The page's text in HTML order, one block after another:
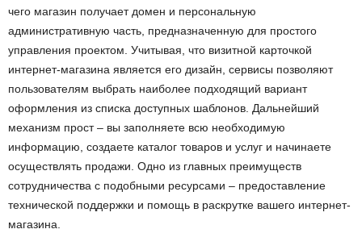
чего магазин получает домен и персональную
административную часть, предназначенную для простого
управления проектом. Учитывая, что визитной карточкой
интернет-магазина является его дизайн, сервисы позволяют
пользователям выбрать наиболее подходящий вариант
оформления из списка доступных шаблонов. Дальнейший
механизм прост – вы заполняете всю необходимую
информацию, создаете каталог товаров и услуг и начинаете
осуществлять продажи. Одно из главных преимуществ
сотрудничества с подобными ресурсами – предоставление
технической поддержки и помощь в раскрутке вашего интернет-
магазина.